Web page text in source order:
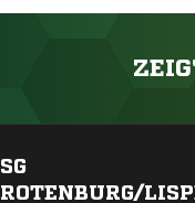
SG
ROTENBURG/